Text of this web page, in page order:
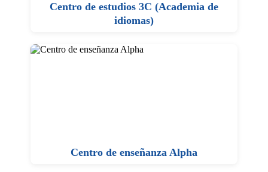
Centro de estudios 3C (Academia de
idiomas)
Centro de enseñanza Alpha